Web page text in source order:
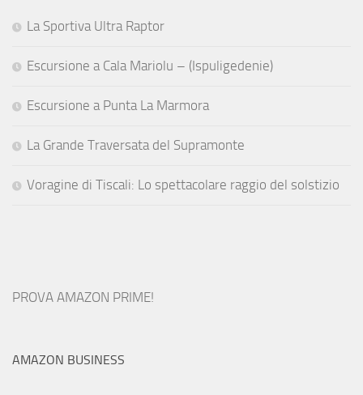
La Sportiva Ultra Raptor
Escursione a Cala Mariolu – (Ispuligedenie)
Escursione a Punta La Marmora
La Grande Traversata del Supramonte
Voragine di Tiscali: Lo spettacolare raggio del solstizio
PROVA AMAZON PRIME!
AMAZON BUSINESS